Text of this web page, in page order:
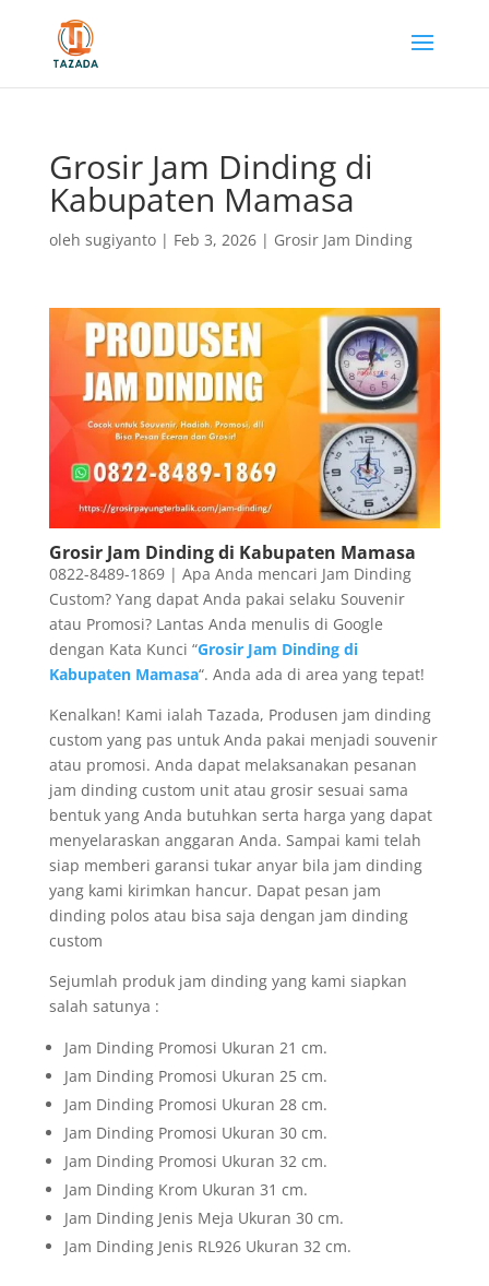
Grosir Jam Dinding di
Kabupaten Mamasa
oleh sugiyanto| Feb 3, 2026| Grosir Jam Dinding
Grosir Jam Dinding di Kabupaten Mamasa
0822-8489-1869 | Apa Anda mencari Jam Dinding
Custom? Yang dapat Anda pakai selaku Souvenir
atau Promosi? Lantas Anda menulis di Google
dengan Kata Kunci “Grosir Jam Dinding di
Kabupaten Mamasa“. Anda ada di area yang tepat!
Kenalkan! Kami ialah Tazada, Produsen jam dinding
custom yang pas untuk Anda pakai menjadi souvenir
atau promosi. Anda dapat melaksanakan pesanan
jam dinding custom unit atau grosir sesuai sama
bentuk yang Anda butuhkan serta harga yang dapat
menyelaraskan anggaran Anda. Sampai kami telah
siap memberi garansi tukar anyar bila jam dinding
yang kami kirimkan hancur. Dapat pesan jam
dinding polos atau bisa saja dengan jam dinding
custom
Sejumlah produk jam dinding yang kami siapkan
salah satunya :
Jam Dinding Promosi Ukuran 21 cm.
Jam Dinding Promosi Ukuran 25 cm.
Jam Dinding Promosi Ukuran 28 cm.
Jam Dinding Promosi Ukuran 30 cm.
Jam Dinding Promosi Ukuran 32 cm.
Jam Dinding Krom Ukuran 31 cm.
Jam Dinding Jenis Meja Ukuran 30 cm.
Jam Dinding Jenis RL926 Ukuran 32 cm.